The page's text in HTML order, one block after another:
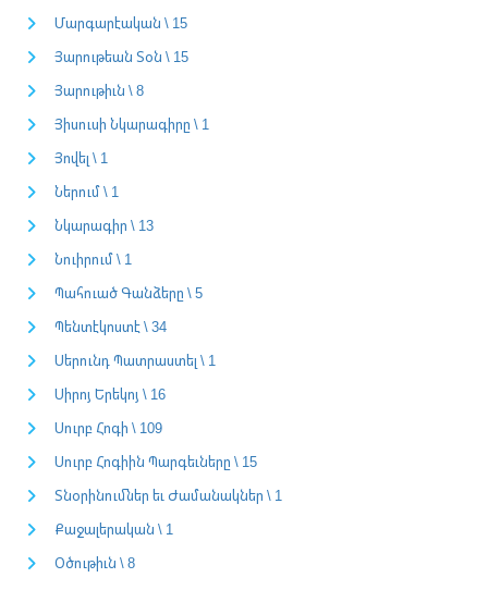
Մարգարէական \ 15
Յարութեան Տօն \ 15
Յարութիւն \ 8
Յիսուսի Նկարագիրը \ 1
Յովել \ 1
Ներում \ 1
Նկարագիր \ 13
Նուիրում \ 1
Պահուած Գանձերը \ 5
Պենտէկոստէ \ 34
Սերունդ Պատրաստել \ 1
Սիրոյ Երեկոյ \ 16
Սուրբ Հոգի \ 109
Սուրբ Հոգիին Պարգեւները \ 15
Տնօրինումներ եւ Ժամանակներ \ 1
Քաջալերական \ 1
Օծութիւն \ 8